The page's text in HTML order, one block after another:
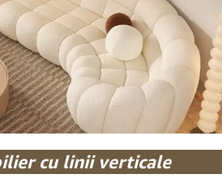
cu linii verticale